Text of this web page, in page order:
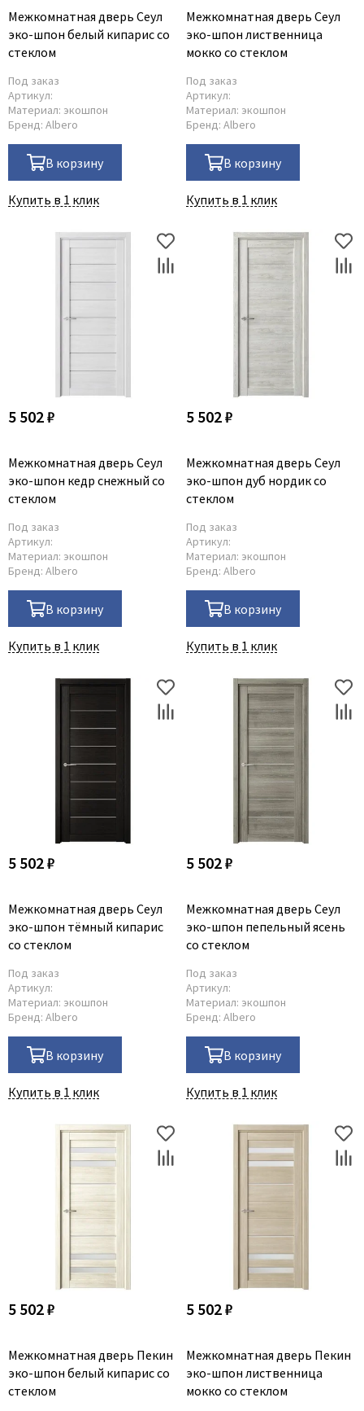
Межкомнатная дверь Сеул
эко-шпон белый кипарис со
стеклом
Под заказ
Артикул:
Материал: экошпон
Бренд: Albero
В корзину
Купить в 1 клик
Межкомнатная дверь Сеул
эко-шпон лиственница
мокко со стеклом
Под заказ
Артикул:
Материал: экошпон
Бренд: Albero
В корзину
Купить в 1 клик
5 502 ₽
Межкомнатная дверь Сеул
эко-шпон кедр снежный со
стеклом
Под заказ
Артикул:
Материал: экошпон
Бренд: Albero
В корзину
Купить в 1 клик
5 502 ₽
Межкомнатная дверь Сеул
эко-шпон дуб нордик со
стеклом
Под заказ
Артикул:
Материал: экошпон
Бренд: Albero
В корзину
Купить в 1 клик
5 502 ₽
Межкомнатная дверь Сеул
эко-шпон тёмный кипарис
со стеклом
Под заказ
Артикул:
Материал: экошпон
Бренд: Albero
В корзину
Купить в 1 клик
5 502 ₽
Межкомнатная дверь Сеул
эко-шпон пепельный ясень
со стеклом
Под заказ
Артикул:
Материал: экошпон
Бренд: Albero
В корзину
Купить в 1 клик
5 502 ₽
Межкомнатная дверь Пекин
эко-шпон белый кипарис со
стеклом
5 502 ₽
Межкомнатная дверь Пекин
эко-шпон лиственница
мокко со стеклом